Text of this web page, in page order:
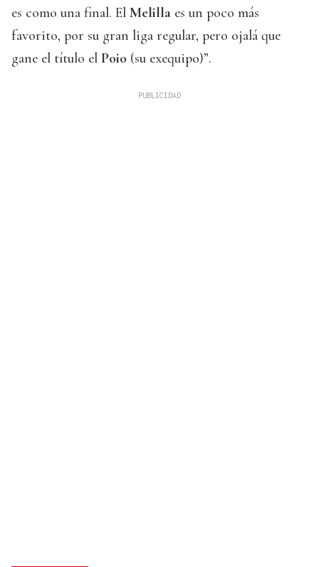
es como una final. El Melilla es un poco más
favorito, por su gran liga regular, pero ojalá que
gane el título el Poio (su exequipo)”.